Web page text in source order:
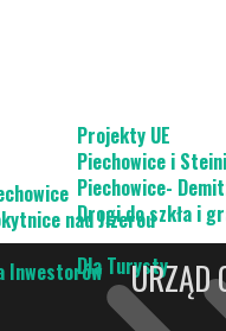
Projekty UE
Piechowice i
Piechowice-
Drogi do szkła i
Dla TurystyURZĄD
nad Jizerou
Inwestorów